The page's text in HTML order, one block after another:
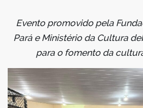
Evento promovido pela
Pará e Ministério da Cultura
para o fomento da